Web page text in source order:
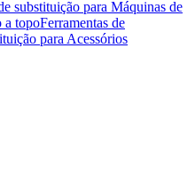
substituição para Máquinas de
a topoFerramentas de
para Acessórios